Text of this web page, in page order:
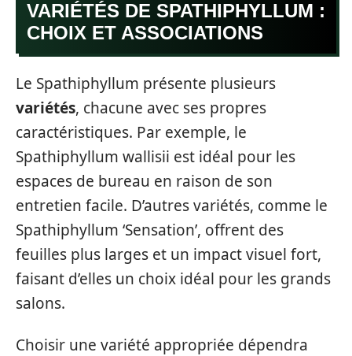
VARIÉTÉS DE SPATHIPHYLLUM :
CHOIX ET ASSOCIATIONS
Le Spathiphyllum présente plusieurs
variétés, chacune avec ses propres
caractéristiques. Par exemple, le
Spathiphyllum wallisii est idéal pour les
espaces de bureau en raison de son
entretien facile. D’autres variétés, comme le
Spathiphyllum ‘Sensation’, offrent des
feuilles plus larges et un impact visuel fort,
faisant d’elles un choix idéal pour les grands
salons.
Choisir une variété appropriée dépendra